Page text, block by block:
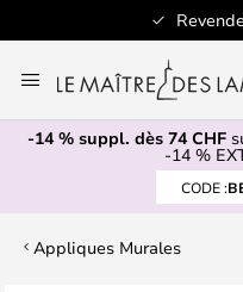
au
contenu
-14 % suppl. dès 74 CHF
-14 %
CODE :
Appliques Murales